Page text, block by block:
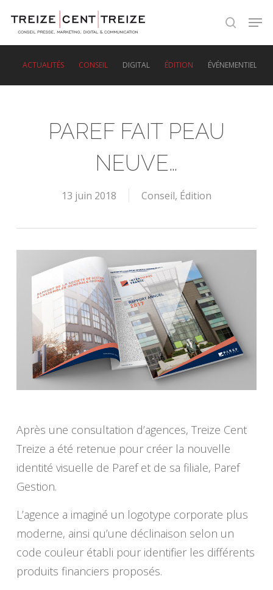
search
ACTUALITÉS CONSEIL DIGITAL ÉDITION ÉVÉNEMENTIEL
PAREF FAIT PEAU
NEUVE…
13 juin 2018 Conseil, Édition
Après une consultation d’agences, Treize Cent
Treize a été retenue pour créer la nouvelle
identité visuelle de Paref et de sa filiale, Paref
Gestion.
L’agence a imaginé un logotype corporate plus
moderne, ainsi qu’une déclinaison selon un
code couleur établi pour identifier les différents
produits financiers proposés.